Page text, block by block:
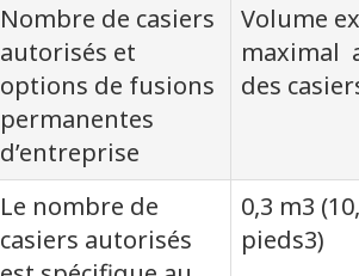
Nombre de casiers
autorisés et
options de fusions
permanentes
d’entreprise
Volume
maximal
des
Le nombre de
casiers autorisés
0,3 m3
pieds3)